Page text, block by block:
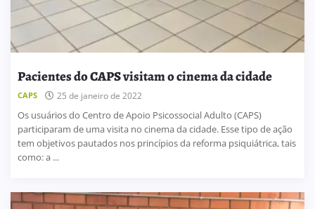
Pacientes do CAPS visitam o cinema da cidade
CAPS 25 de janeiro de 2022
Os usuários do Centro de Apoio Psicossocial Adulto (CAPS)
participaram de uma visita no cinema da cidade. Esse tipo de ação
tem objetivos pautados nos princípios da reforma psiquiátrica, tais
como: a ...